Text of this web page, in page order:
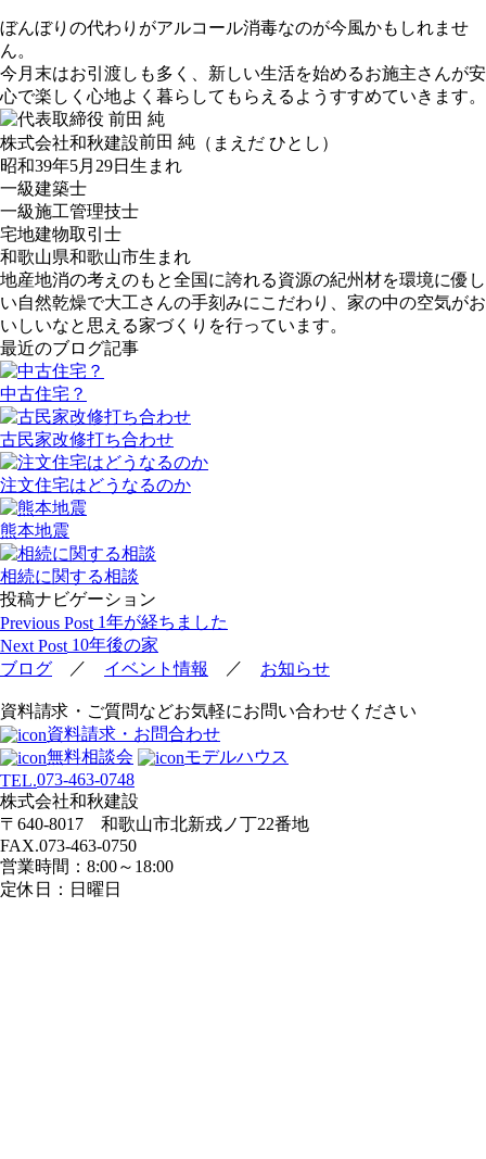
ぼんぼりの代わりがアルコール消毒なのが今風かもしれませ
ん。
今月末はお引渡しも多く、新しい生活を始めるお施主さんが安
心で楽しく心地よく暮らしてもらえるようすすめていきます。
株式会社和秋建設前田 純 （まえだ ひとし）
昭和39年5月29日生まれ
一級建築士
一級施工管理技士
宅地建物取引士
和歌山県和歌山市生まれ
地産地消の考えのもと全国に誇れる資源の紀州材を環境に優し
い自然乾燥で大工さんの手刻みにこだわり、家の中の空気がお
いしいなと思える家づくりを行っています。
最近のブログ記事
中古住宅？
古民家改修打ち合わせ
注文住宅はどうなるのか
熊本地震
相続に関する相談
投稿ナビゲーション
Previous Post 1年が経ちました
Next Post 10年後の家
ブログ ／ イベント情報 ／ お知らせ
資料請求・ご質問などお気軽にお問い合わせください
資料請求・お問合わせ
無料相談会
モデルハウス
TEL.073-463-0748
株式会社和秋建設
〒640-8017 和歌山市北新戎ノ丁22番地
FAX.073-463-0750
営業時間：8:00～18:00
定休日：日曜日